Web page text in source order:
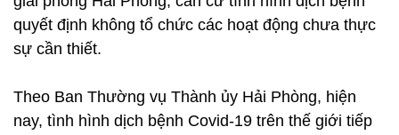
quyết định không tổ chức các hoạt động chưa thực
sự cần thiết.
Theo Ban Thường vụ Thành ủy Hải Phòng, hiện
nay, tình hình dịch bệnh Covid-19 trên thế giới tiếp